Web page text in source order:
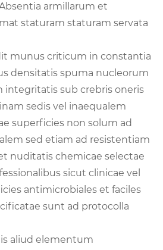
armillarum et
staturam staturam servata
munus criticum in constantia
densitatis spuma nucleorum
integritatis sub crebris oneris
sedis vel inaequalem
superficies non solum ad
sed etiam ad resistentiam
nuditatis chemicae selectae
sicut clinicae vel
antimicrobiales et faciles
sunt ad protocolla
aliud elementum